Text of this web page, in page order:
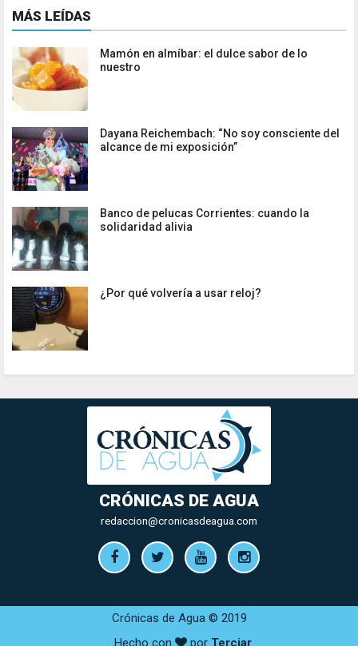
MÁS LEÍDAS
Mamón en almíbar: el dulce sabor de lo
nuestro
Dayana Reichembach: “No soy consciente del
alcance de mi exposición”
Banco de pelucas Corrientes: cuando la
solidaridad alivia
¿Por qué volvería a usar reloj?
CRÓNICAS DE AGUA
redaccion@cronicasdeagua.com
Crónicas de Agua © 2019
Hecho con
por Terciar